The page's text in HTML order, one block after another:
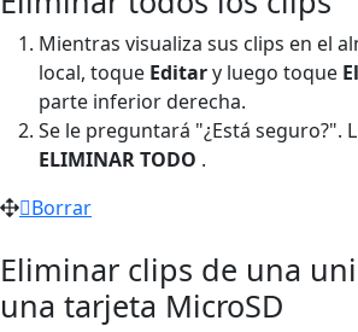
Mientras visualiza sus clips en el
local, toque Editary luego toque
parte inferior derecha.
Se le preguntará "¿Está seguro?".
ELIMINAR TODO .
Borrar
Eliminar clips de una
una tarjeta MicroSD